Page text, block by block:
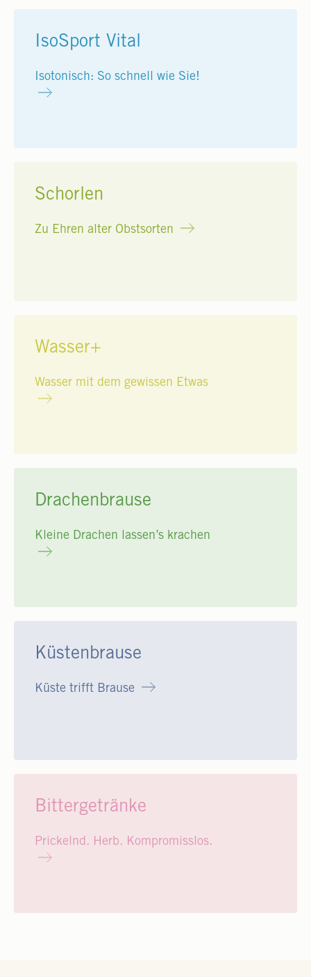
IsoSport Vital
Isotonisch: So schnell wie Sie!
Schorlen
Zu Ehren alter Obstsorten
Wasser+
Wasser mit dem gewissen Etwas
Drachenbrause
Kleine Drachen lassen’s krachen
Küstenbrause
Küste trifft Brause
Bittergetränke
Prickelnd. Herb. Kompromisslos.